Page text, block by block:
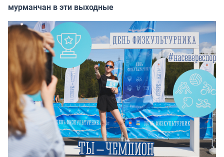
мурманчан в эти выходные